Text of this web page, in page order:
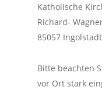
Katholische
Richard-
85057 Ingolstadt
Bitte beachten
vor Ort stark